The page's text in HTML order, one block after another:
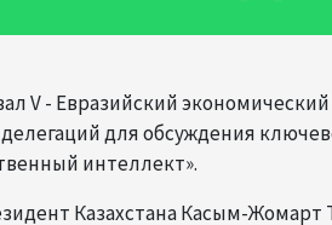
V - Евразийский
для обсуждения
интеллект».
Казахстана Касым-Жомарт